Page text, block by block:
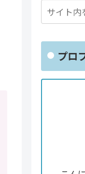
プロ